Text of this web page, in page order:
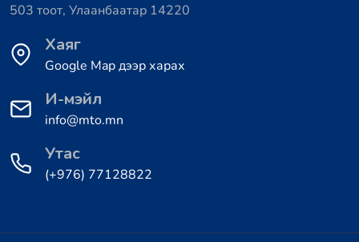
503 тоот, Улаанбаатар 14220
Хаяг
Google Map дээр харах
И-мэйл
info@mto.mn
Утас
(+976) 77128822